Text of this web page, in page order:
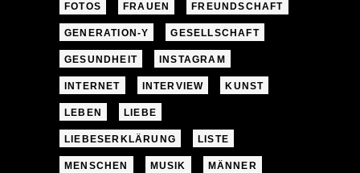
FOTOS FRAUEN FREUNDSCHAFT
GENERATION-Y GESELLSCHAFT
GESUNDHEIT INSTAGRAM
INTERNET INTERVIEW KUNST
LEBEN LIEBE
LIEBESERKLÄRUNG LISTE
MENSCHEN MUSIK MÄNNER